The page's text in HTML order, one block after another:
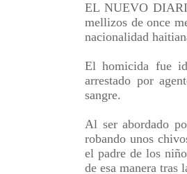
EL NUEVO
mellizos de once
nacionalidad
El homicida fue
arrestado por
sangre.
Al ser abordado
robando unos
el padre de los
de esa manera tras